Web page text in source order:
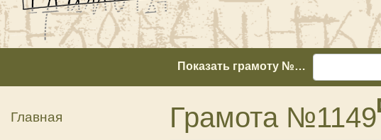
Показать грамоту №…
Главная Грамота №1149